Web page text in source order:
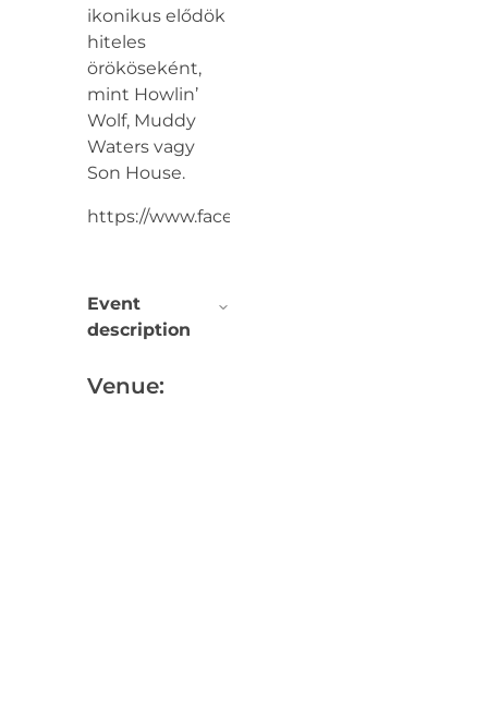
ikonikus elődök
hiteles
örököseként,
mint Howlin’
Wolf, Muddy
Waters vagy
Son House.
https://www.facebook.com/IanSiegal
Event
description
Venue: